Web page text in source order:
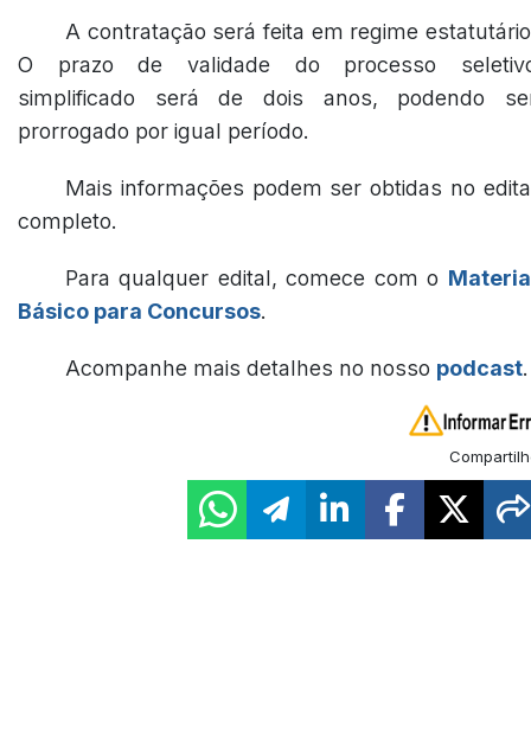
A contratação será feita em regime
O prazo de validade do processo
simplificado será de dois anos, podendo
prorrogado por igual período.
Mais informações podem ser obtidas no
completo.
Para qualquer edital, comece com o
Básico para Concursos.
Acompanhe mais detalhes no nosso podcast.